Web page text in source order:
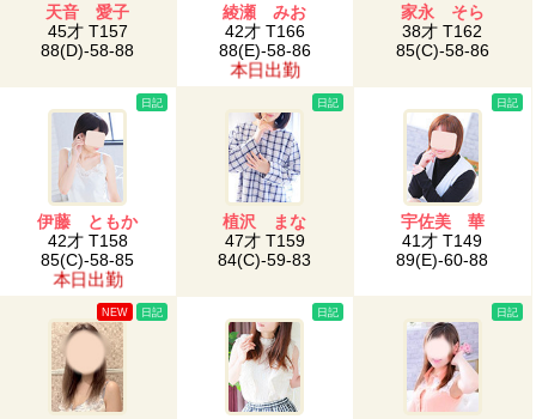
天音 愛子
45才 T157
88(D)-58-88
綾瀬 みお
42才 T166
88(E)-58-86
本日出勤
家永 そら
38才 T162
85(C)-58-86
伊藤 ともか
42才 T158
85(C)-58-85
本日出勤
日記
植沢 まな
47才 T159
84(C)-59-83
日記
宇佐美 華
41才 T149
89(E)-60-88
日記
NEW 日記 日記 日記